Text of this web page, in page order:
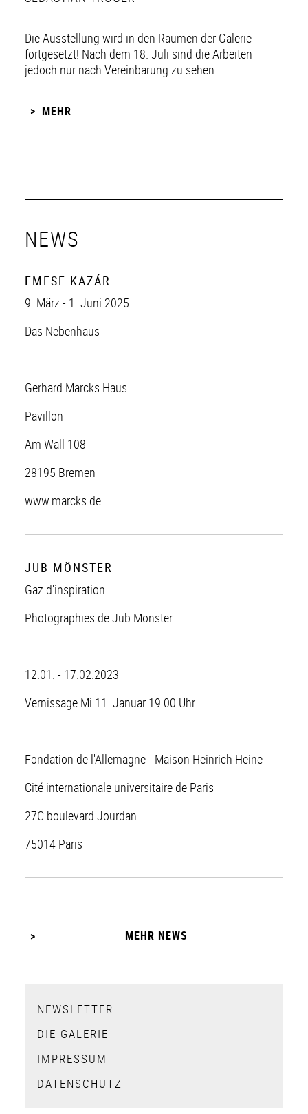
Die Ausstellung wird in den Räumen der Galerie
fortgesetzt! Nach dem 18. Juli sind die Arbeiten
jedoch nur nach Vereinbarung zu sehen.
MEHR
NEWS
EMESE KAZÁR
9. März - 1. Juni 2025
Das Nebenhaus
Gerhard Marcks Haus
Pavillon
Am Wall 108
28195 Bremen
www.marcks.de
JUB MÖNSTER
Gaz d'inspiration
Photographies de Jub Mönster
12.01. - 17.02.2023
Vernissage Mi 11. Januar 19.00 Uhr
Fondation de l'Allemagne - Maison Heinrich Heine
Cité internationale universitaire de Paris
27C boulevard Jourdan
75014 Paris
MEHR NEWS
NEWSLETTER
DIE GALERIE
IMPRESSUM
DATENSCHUTZ